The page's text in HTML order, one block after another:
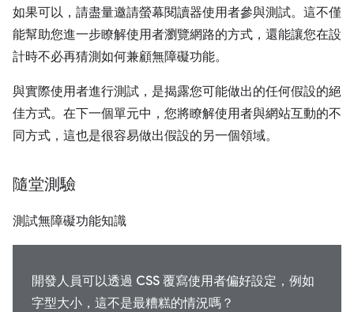
如果可以，請盡量邀請螢幕閱讀器使用者參與測試。這不僅
能幫助您進一步瞭解使用者瀏覽網路的方式，還能讓您在設
計時不必再猜測如何兼顧無障礙功能。
與實際使用者進行測試，是揭露您可能做出的任何假設的絕
佳方式。在下一個單元中，您將瞭解使用者與網站互動的不
同方式，這也是很容易做出假設的另一個領域。
隨堂測驗
測試無障礙功能知識
開發人員可以透過 CSS 覆寫使用者偏好設定，例如
字型大小，這不是最糟糕的情況嗎？